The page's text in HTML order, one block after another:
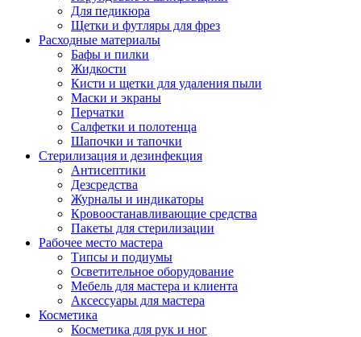
Для педикюра
Щетки и футляры для фрез
Расходные материалы
Бафы и пилки
Жидкости
Кисти и щетки для удаления пыли
Маски и экраны
Перчатки
Салфетки и полотенца
Шапочки и тапочки
Стерилизация и дезинфекция
Антисептики
Дезсредства
Журналы и индикаторы
Кровоостанавливающие средства
Пакеты для стерилизации
Рабочее место мастера
Типсы и подиумы
Осветительное оборудование
Мебель для мастера и клиента
Аксессуары для мастера
Косметика
Косметика для рук и ног